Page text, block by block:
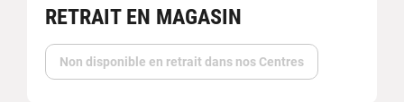
RETRAIT EN MAGASIN
Non disponible en retrait dans nos Centres